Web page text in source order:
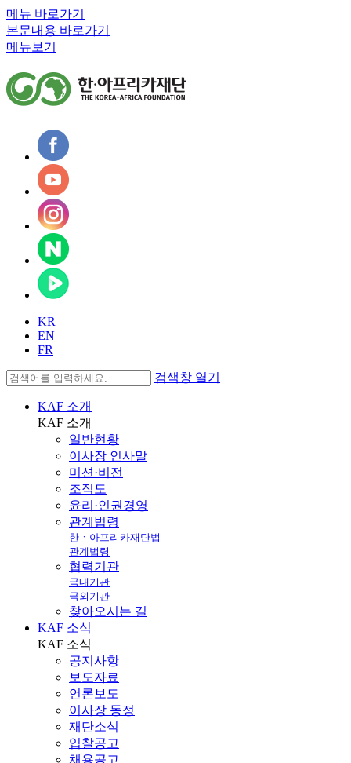
메뉴 바로가기
본문내용 바로가기
메뉴보기
KR
EN
FR
검색창 열기
KAF 소개
KAF 소개
일반현황
이사장 인사말
미션·비전
조직도
윤리·인권경영
관계법령
한ㆍ아프리카재단법
관계법령
협력기관
국내기관
국외기관
찾아오시는 길
KAF 소식
KAF 소식
공지사항
보도자료
언론보도
이사장 동정
재단소식
입찰공고
채용공고